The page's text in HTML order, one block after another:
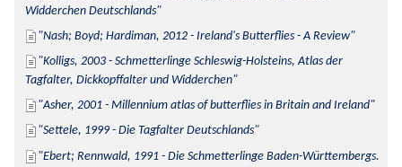
Widderchen Deutschlands
Nash; Boyd; Hardiman, 2012 - Ireland's Butterflies - A Review
Kolligs, 2003 - Schmetterlinge Schleswig-Holsteins, Atlas der
Tagfalter, Dickkopffalter und Widderchen
Asher, 2001 - Millennium atlas of butterflies in Britain and Ireland
Settele, 1999 - Die Tagfalter Deutschlands
Ebert; Rennwald, 1991 - Die Schmetterlinge Baden-Württembergs.